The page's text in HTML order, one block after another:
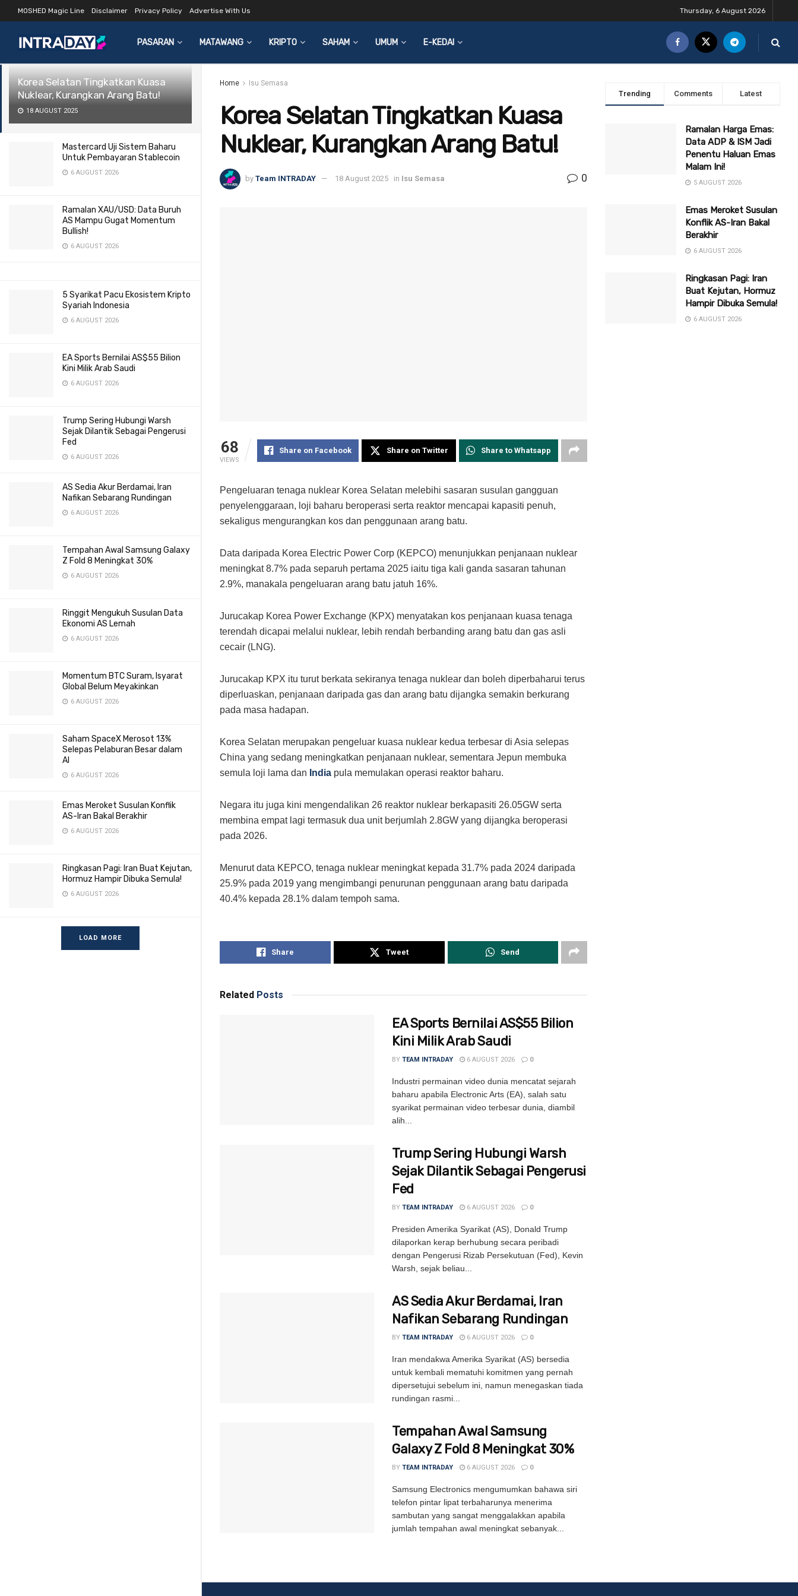
LATEST TRENDING Filter
Korea Selatan Tingkatkan Kuasa
Nuklear, Kurangkan Arang Batu!
18 AUGUST 2025
Mastercard Uji Sistem Baharu
Untuk Pembayaran Stablecoin
6 AUGUST 2026
Ramalan XAU/USD: Data Buruh
AS Mampu Gugat Momentum
Bullish!
6 AUGUST 2026
5 Syarikat Pacu Ekosistem Kripto
Syariah Indonesia
6 AUGUST 2026
EA Sports Bernilai AS$55 Bilion
Kini Milik Arab Saudi
6 AUGUST 2026
Trump Sering Hubungi Warsh
Sejak Dilantik Sebagai Pengerusi
Fed
6 AUGUST 2026
AS Sedia Akur Berdamai, Iran
Nafikan Sebarang Rundingan
6 AUGUST 2026
Tempahan Awal Samsung Galaxy
Z Fold 8 Meningkat 30%
6 AUGUST 2026
Ringgit Mengukuh Susulan Data
Ekonomi AS Lemah
6 AUGUST 2026
Momentum BTC Suram, Isyarat
Global Belum Meyakinkan
6 AUGUST 2026
Saham SpaceX Merosot 13%
Selepas Pelaburan Besar dalam
AI
6 AUGUST 2026
Emas Meroket Susulan Konflik
AS-Iran Bakal Berakhir
6 AUGUST 2026
Ringkasan Pagi: Iran Buat Kejutan,
Hormuz Hampir Dibuka Semula!
6 AUGUST 2026
LOAD MORE
MOSHED Magic Line Disclaimer Privacy Policy Advertise With Us Thursday, 6 August 2026
PASARAN MATAWANG KRIPTO SAHAM UMUM E-KEDAI
Home Isu Semasa
Korea Selatan Tingkatkan Kuasa
Nuklear, Kurangkan Arang Batu!
by Team INTRADAY 18 August 2025 in Isu Semasa 0
68
VIEWS
Share on Facebook Share on Twitter Share to Whatsapp
Pengeluaran tenaga nuklear Korea Selatan melebihi sasaran susulan gangguan
penyelenggaraan, loji baharu beroperasi serta reaktor mencapai kapasiti penuh,
sekaligus mengurangkan kos dan penggunaan arang batu.
Data daripada Korea Electric Power Corp (KEPCO) menunjukkan penjanaan nuklear
meningkat 8.7% pada separuh pertama 2025 iaitu tiga kali ganda sasaran tahunan
2.9%, manakala pengeluaran arang batu jatuh 16%.
Jurucakap Korea Power Exchange (KPX) menyatakan kos penjanaan kuasa tenaga
terendah dicapai melalui nuklear, lebih rendah berbanding arang batu dan gas asli
cecair (LNG).
Jurucakap KPX itu turut berkata sekiranya tenaga nuklear dan boleh diperbaharui terus
diperluaskan, penjanaan daripada gas dan arang batu dijangka semakin berkurang
pada masa hadapan.
Korea Selatan merupakan pengeluar kuasa nuklear kedua terbesar di Asia selepas
China yang sedang meningkatkan penjanaan nuklear, sementara Jepun membuka
semula loji lama dan India pula memulakan operasi reaktor baharu.
Negara itu juga kini mengendalikan 26 reaktor nuklear berkapasiti 26.05GW serta
membina empat lagi termasuk dua unit berjumlah 2.8GW yang dijangka beroperasi
pada 2026.
Menurut data KEPCO, tenaga nuklear meningkat kepada 31.7% pada 2024 daripada
25.9% pada 2019 yang mengimbangi penurunan penggunaan arang batu daripada
40.4% kepada 28.1% dalam tempoh sama.
Share Tweet Send
Related Posts
EA Sports Bernilai AS$55 Bilion
Kini Milik Arab Saudi
BY TEAM INTRADAY 6 AUGUST 2026 0
Industri permainan video dunia mencatat sejarah
baharu apabila Electronic Arts (EA), salah satu
syarikat permainan video terbesar dunia, diambil
alih...
Trump Sering Hubungi Warsh
Sejak Dilantik Sebagai Pengerusi
Fed
BY TEAM INTRADAY 6 AUGUST 2026 0
Presiden Amerika Syarikat (AS), Donald Trump
dilaporkan kerap berhubung secara peribadi
dengan Pengerusi Rizab Persekutuan (Fed), Kevin
Warsh, sejak beliau...
AS Sedia Akur Berdamai, Iran
Nafikan Sebarang Rundingan
BY TEAM INTRADAY 6 AUGUST 2026 0
Iran mendakwa Amerika Syarikat (AS) bersedia
untuk kembali mematuhi komitmen yang pernah
dipersetujui sebelum ini, namun menegaskan tiada
rundingan rasmi...
Tempahan Awal Samsung
Galaxy Z Fold 8 Meningkat 30%
BY TEAM INTRADAY 6 AUGUST 2026 0
Samsung Electronics mengumumkan bahawa siri
telefon pintar lipat terbaharunya menerima
sambutan yang sangat menggalakkan apabila
jumlah tempahan awal meningkat sebanyak...
Trending Comments Latest
Ramalan Harga Emas:
Data ADP & ISM Jadi
Penentu Haluan Emas
Malam Ini!
5 AUGUST 2026
Emas Meroket Susulan
Konflik AS-Iran Bakal
Berakhir
6 AUGUST 2026
Ringkasan Pagi: Iran
Buat Kejutan, Hormuz
Hampir Dibuka Semula!
6 AUGUST 2026